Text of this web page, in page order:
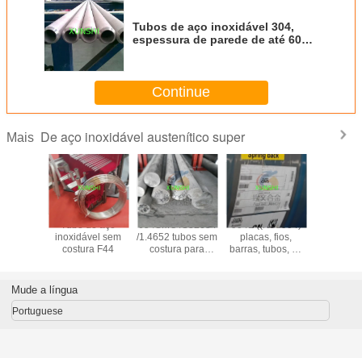
Tubos de aço inoxidável 304,
espessura de parede de até 60
Continue
Mais De aço inoxidável austenítico super
da
Tubo de aço
inoxidável sem
costura F44
654SMO /S32654
/1.4652 tubos sem
costura para
904L ((N08904)
placas, fios,
barras, tubos, de
preço
Mude a língua
Portuguese